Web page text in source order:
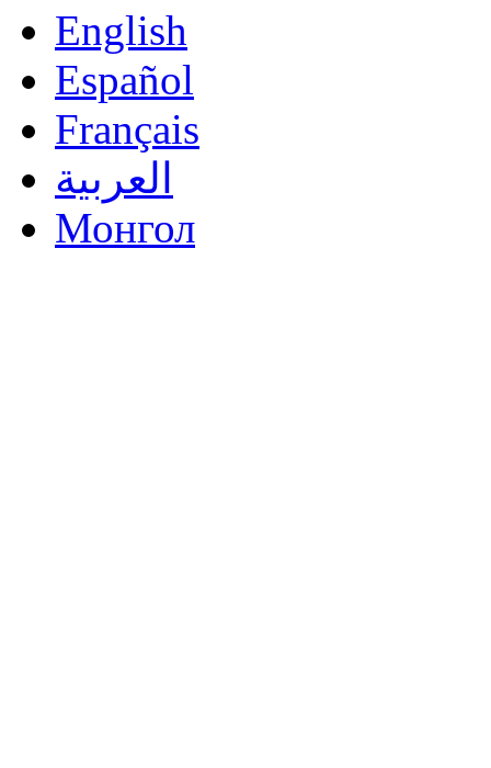
English
Español
Français
العربية
Монгол